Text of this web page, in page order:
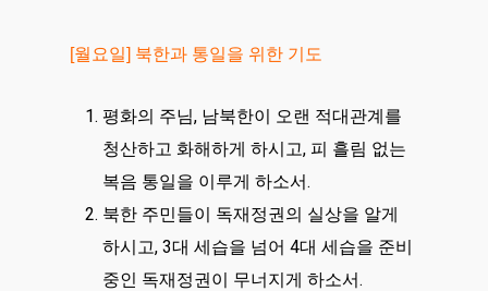
[월요일] 북한과 통일을 위한 기도
평화의 주님, 남북한이 오랜 적대관계를
청산하고 화해하게 하시고, 피 흘림 없는
복음 통일을 이루게 하소서.
북한 주민들이 독재정권의 실상을 알게
하시고, 3대 세습을 넘어 4대 세습을 준비
중인 독재정권이 무너지게 하소서.